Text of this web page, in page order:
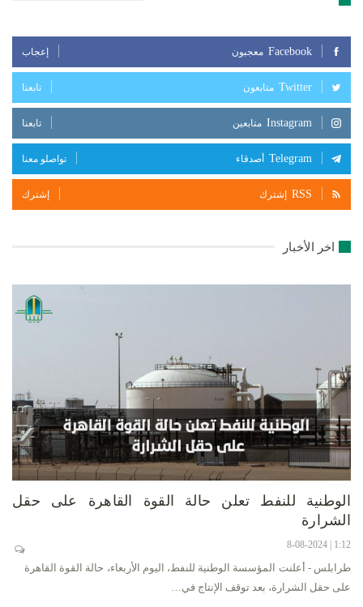
Facebook معجبون إعجاب
Twitter متابعون تابعنا
Instagram متابعين تابعنا
Telegram أصدقاء تواصلو معنا
RSS إشترك إشترك
اخر الأخبار
الوطنية للنفط تعلن حالة القوة القاهرة على حقل
الشرارة
1:12 | 8-08-2024
طرابلس - أعلنت المؤسسة الوطنية للنفط، اليوم الأربعاء، حالة القوة القاهرة
على حقل الشرارة، بعد توقف الإنتاج في…